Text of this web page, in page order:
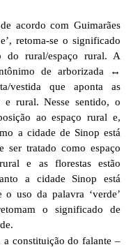
acordo com Guimarães
retoma-se o significado
rural/espaço rural. A
de arborizada ↔
vestida que aponta as
e rural. Nesse sentido, o
ao espaço rural e,
a cidade de Sinop está
ser tratado como espaço
e as florestas estão
a cidade Sinop está
o uso da palavra ‘verde’
o significado de
a constituição do falante –